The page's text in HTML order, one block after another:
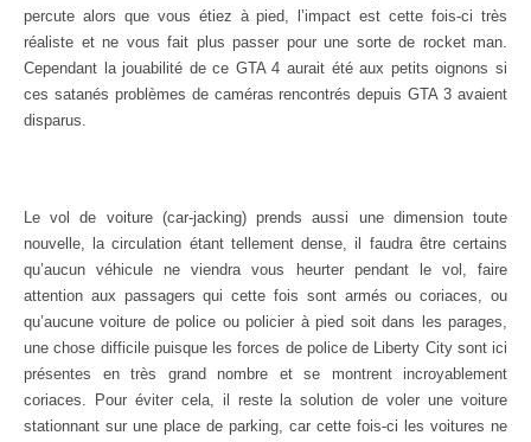
percute alors que vous étiez à pied, l’impact est cette fois-ci très
réaliste et ne vous fait plus passer pour une sorte de rocket man.
Cependant la jouabilité de ce GTA 4 aurait été aux petits oignons si
ces satanés problèmes de caméras rencontrés depuis GTA 3 avaient
disparus.
Le vol de voiture (car-jacking) prends aussi une dimension toute
nouvelle, la circulation étant tellement dense, il faudra être certains
qu’aucun véhicule ne viendra vous heurter pendant le vol, faire
attention aux passagers qui cette fois sont armés ou coriaces, ou
qu’aucune voiture de police ou policier à pied soit dans les parages,
une chose difficile puisque les forces de police de Liberty City sont ici
présentes en très grand nombre et se montrent incroyablement
coriaces. Pour éviter cela, il reste la solution de voler une voiture
stationnant sur une place de parking, car cette fois-ci les voitures ne